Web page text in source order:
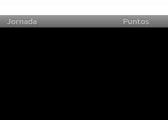
Jornada Puntos